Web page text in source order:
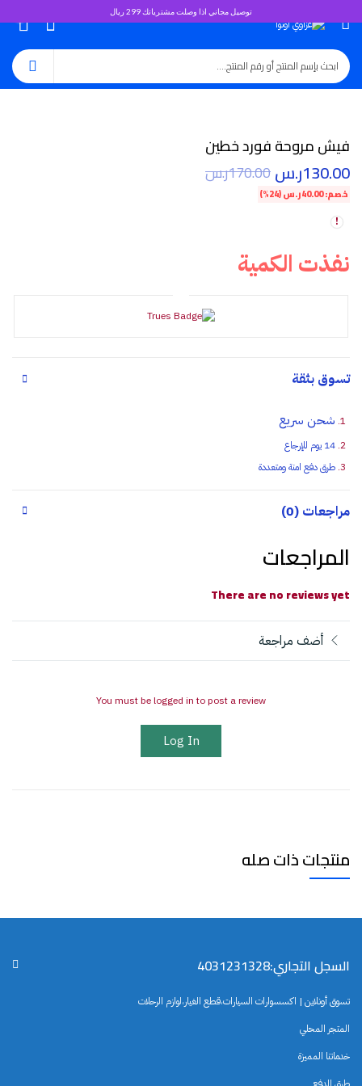
توصيل مجاني اذا وصلت مشترياتك 299 ريال
فيش مروحة فورد خطين
130.00ر.س170.00ر.س
خصم:40.00ر.س(24%)
نفذت الكمية
تسوق بثقة
شحن سريع
14 يوم للإرجاع
طرق دفع امنة ومتعددة
مراجعات (0)
المراجعات
There are no reviews yet
أضف مراجعة
You must be logged in to post a review
Log In
منتجات ذات صله
السجل التجاري:4031231328
تسوق أونلاين | اكسسوارات السيارات،قطع الغيار،لوازم الرحلات
المتجر المحلي
خدماتنا المميزة